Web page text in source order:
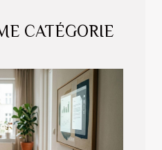
CATÉGORIE